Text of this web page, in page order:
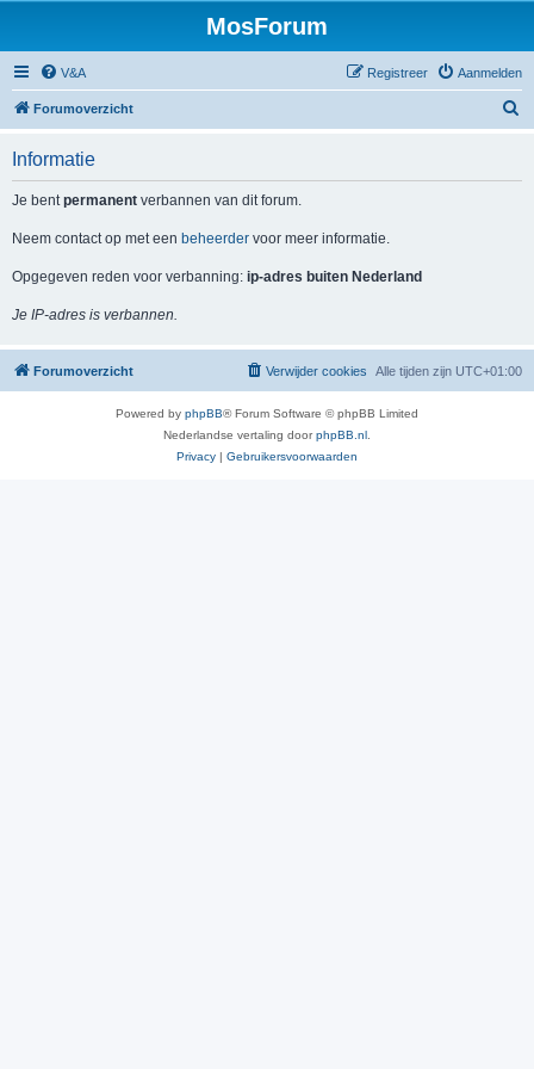
MosForum
V&A Aanmelden
Registreer
Forumoverzicht
Informatie
Je bentpermanent verbannen van dit forum.
Neem contact op met een beheerder voor meer informatie.
Opgegeven reden voor verbanning: ip-adres buiten Nederland
Je IP-adres is verbannen.
Forumoverzicht Alle tijden zijn UTC+01:00
Verwijder cookies
Powered by phpBB® Forum Software © phpBB Limited
Nederlandse vertaling doorphpBB.nl
Privacy | Gebruikersvoorwaarden